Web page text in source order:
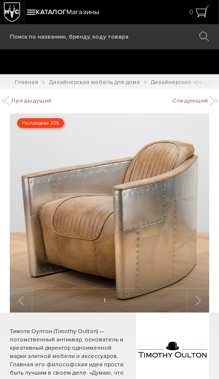
КАТАЛОГМагазины 0
Главная Дизайнерская мебель для дома Дизайнерские кресла
Предыдущий Следующий
Распродажа 20%
1/ 17
Тимоти Оултон (Timothy Oulton) —
потомственный антиквар, основатель и
креативный директор одноименной
марки элитной мебели и аксессуаров.
Главная его философская идея проста:
быть лучшим в своем деле. «Думаю, что